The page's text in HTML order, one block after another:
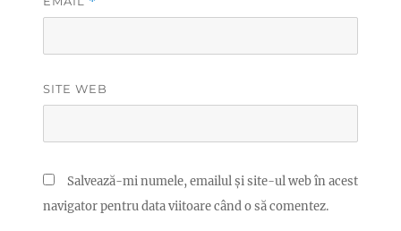
SITE WEB
Salvează-mi numele, emailul și site-ul web în acest
navigator pentru data viitoare când o să comentez.